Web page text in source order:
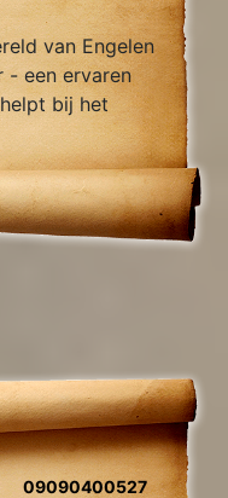
van Engelen
- een ervaren
bij het
en
09090400527